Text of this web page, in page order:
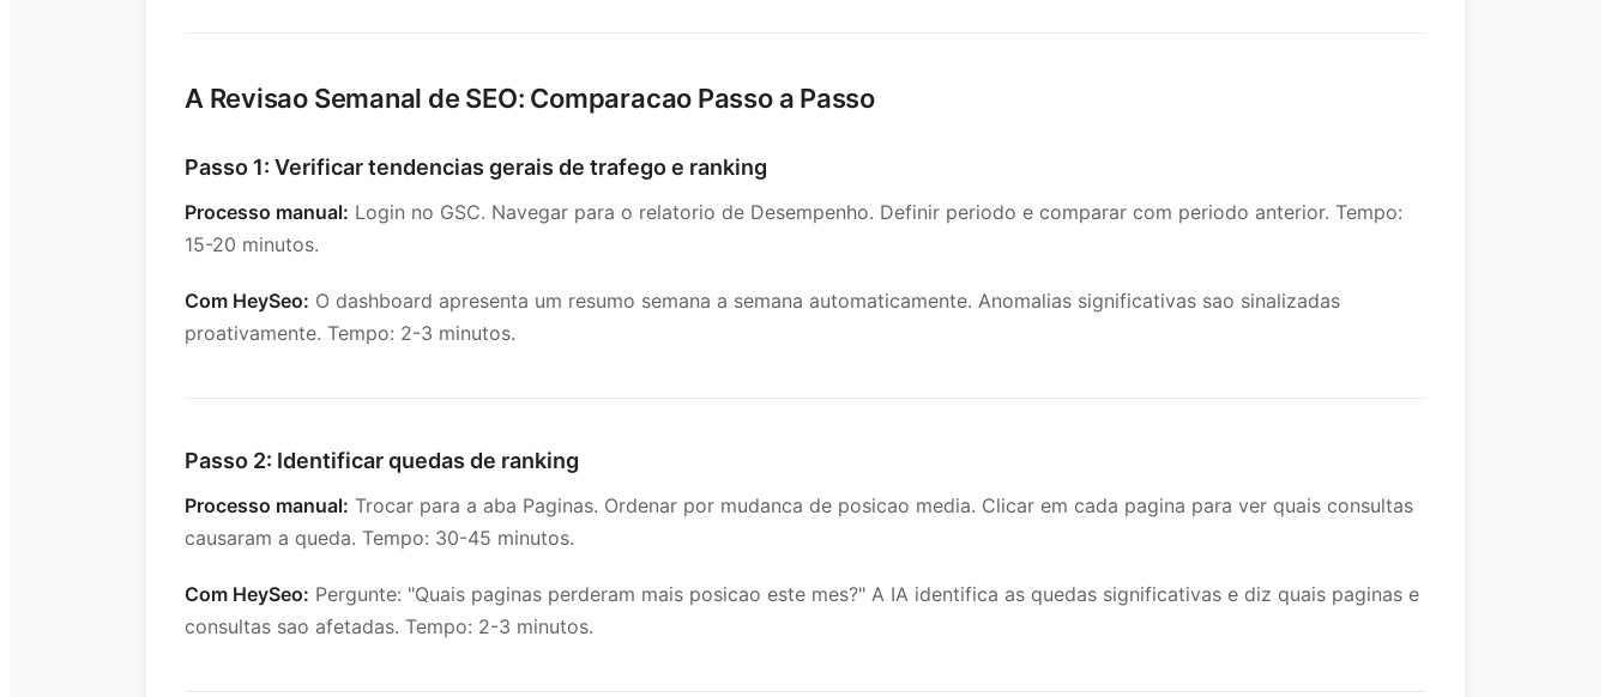
A Revisao Semanal de SEO: Comparacao Passo a Passo
Passo 1: Verificar tendencias gerais de trafego e ranking
Processo manual: Login no GSC. Navegar para o relatorio de Desempenho. Definir periodo e comparar com periodo anterior. Tempo:
15-20 minutos.
Com HeySeo: O dashboard apresenta um resumo semana a semana automaticamente. Anomalias significativas sao sinalizadas
proativamente. Tempo: 2-3 minutos.
Passo 2: Identificar quedas de ranking
Processo manual: Trocar para a aba Paginas. Ordenar por mudanca de posicao media. Clicar em cada pagina para ver quais consultas
causaram a queda. Tempo: 30-45 minutos.
Com HeySeo: Pergunte: "Quais paginas perderam mais posicao este mes?" A IA identifica as quedas significativas e diz quais paginas e
consultas sao afetadas. Tempo: 2-3 minutos.